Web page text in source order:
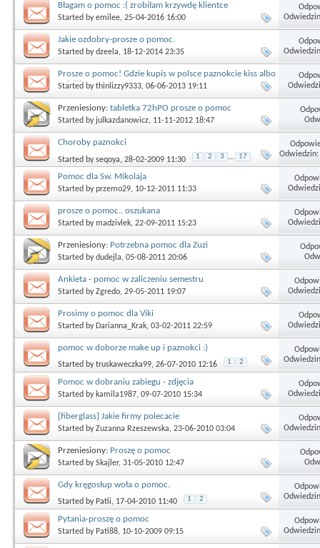
Błagam o pomoc :( zrobiłam krzywdę klientce
Started byemilee, 25-04-2016 16:00
Jakie ozdobry-prosze o pomoc.
Started bydzeela, 18-12-2014 23:35
Prosze o pomoc! Gdzie kupis w polsce paznokcie kiss albo
ncla!!!
Started bythinlizzy9333, 06-06-2013 19:11
Przeniesiony: tabletka 72hPO prosze o pomoc
Started by julkazdanowicz, 11-11-2012 18:47
Choroby paznokci
Started byseqoya, 28-02-2009 11:30 1 2 3 ... 17
Pomoc dla Sw. Mikolaja
Started byprzemo29, 10-12-2011 11:33
prosze o pomoc.. oszukana
Started bymadzivlek, 22-09-2011 15:23
Przeniesiony: Potrzebna pomoc dla Zuzi
Started bydudejla, 05-08-2011 20:06
Ankieta - pomoc w zaliczeniu semestru
Started byZgredo, 29-05-2011 19:07
Prosimy o pomoc dla Viki
Started by Darianna_Krak, 03-02-2011 22:59
pomoc w doborze make up i paznokci :)
Started bytruskaweczka99, 26-07-2010 12:16 1 2
Pomoc w dobraniu zabiegu - zdjęcia
Started by kamila1987, 09-07-2010 15:34
[fiberglass] Jakie firmy polecacie
Started byZuzanna Rzeszewska, 23-06-2010 03:04
Przeniesiony: Proszę o pomoc
Started bySkajler, 31-05-2010 12:47
Gdy kręgosłup woła o pomoc.
Started by Patii, 17-04-2010 11:40 1 2
Pytania-proszę o pomoc
Started by Pati88, 10-10-2009 09:15